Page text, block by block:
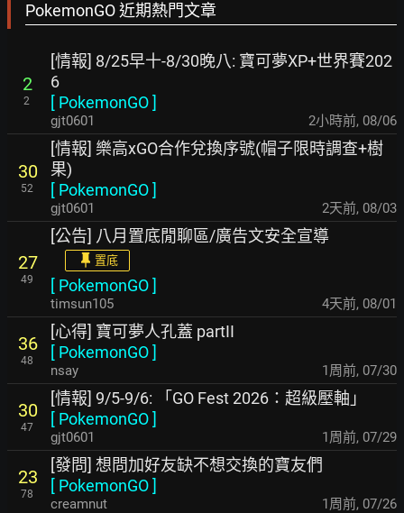
PokemonGO 近期熱門文章
2
2
[情報] 8/25早十-8/30晚八: 寶可夢XP+世界賽202
6
[ PokemonGO]
gjt0601 2小時前, 08/06
30
52
[情報] 樂高xGO合作兌換序號(帽子限時調查+樹
果)
[ PokemonGO]
gjt0601 2天前, 08/03
27
49
[公告] 八月置底閒聊區/廣告文安全宣導
置底
[ PokemonGO]
timsun105 4天前, 08/01
36
48
[心得] 寶可夢人孔蓋 partII
[ PokemonGO]
nsay 1周前, 07/30
30
47
[情報] 9/5-9/6: 「GO Fest 2026：超級壓軸」
[ PokemonGO]
gjt0601 1周前, 07/29
23
78
[發問] 想問加好友缺不想交換的寶友們
[ PokemonGO]
creamnut 1周前, 07/26